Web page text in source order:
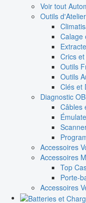
Voir tout
Outils
Calage
Crics
Outils
Outils
Clés et
Diagnostic
Câbles
Accessoires
Accessoires
Top
Porte-
Accessoires